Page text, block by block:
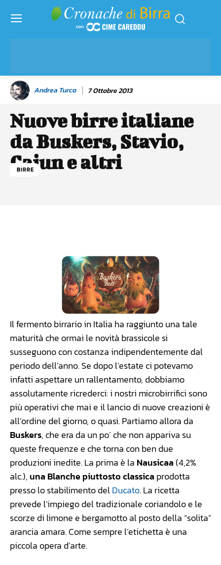
Andrea Turco 7 Ottobre 2013
Nuove birre italiane
da Buskers, Stavio,
Cajun e altri
BIRRE
Il fermento birrario in Italia ha raggiunto una tale
maturità che ormai le novità brassicole si
susseguono con costanza indipendentemente dal
periodo dell’anno. Se dopo l’estate ci potevamo
infatti aspettare un rallentamento, dobbiamo
assolutamente ricrederci: i nostri microbirrifici sono
più operativi che mai e il lancio di nuove creazioni è
all’ordine del giorno, o quasi. Partiamo allora da
Buskers, che era da un po’ che non appariva su
queste frequenze e che torna con ben due
produzioni inedite. La prima è la Nausicaa (4,2%
alc.), una Blanche piuttosto classica prodotta
presso lo stabilimento delDucato. La ricetta
prevede l’impiego del tradizionale coriandolo e le
scorze di limone e bergamotto al posto della “solita”
arancia amara. Come sempre l’etichetta è una
piccola opera d’arte.